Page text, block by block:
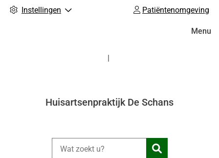
Instellingen Patiëntenomgeving
Huisartsenpraktijk De Schans
Zoeken
Menu